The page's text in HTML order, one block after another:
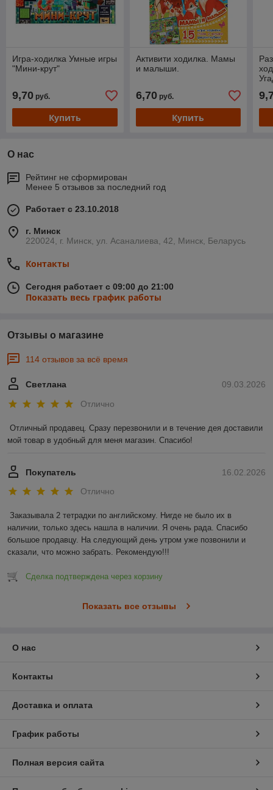
Игра-ходилка Умные игры
"Мини-крут"
9,70 руб.
Купить
Активити ходилка. Мамы
и малыши.
6,70руб.
Купить
О нас
Рейтинг не сформирован
Менее 5 отзывов за последний год
Работает с 23.10.2018
г. Минск
220024, г. Минск, ул. Асаналиева, 42, Минск, Беларусь
Контакты
Сегодня работает с 09:00 до 21:00
Показать весь график работы
Отзывы о магазине
114 отзывов за всё время
09.03.2026
Светлана
Отлично
Отличный продавец. Сразу перезвонили и в течение дея доставили
мой товар в удобный для меня магазин. Спасибо!
16.02.2026
Покупатель
Отлично
Заказывала 2 тетрадки по английскому. Нигде не было их в
наличии, только здесь нашла в наличии. Я очень рада. Спасибо
большое продавцу. На следующий день утром уже позвонили и
сказали, что можно забрать. Рекомендую!!!
Сделка подтверждена через корзину
Показать все отзывы
О нас
Контакты
Доставка и оплата
График работы
Полная версия сайта